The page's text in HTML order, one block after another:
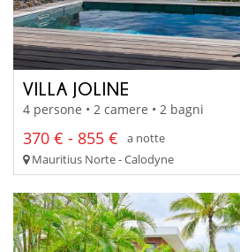
VILLA JOLINE
4 persone • 2 camere • 2 bagni
370 € - 855 €
a notte
Mauritius Norte - Calodyne